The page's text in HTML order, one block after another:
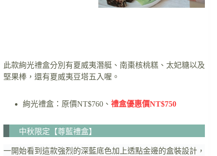
此款絢光禮盒分別有夏威夷潛艇、南棗核桃糕、太妃糖以及
堅果棒，還有夏威夷豆塔五入喔。
絢光禮盒：原價NT$760、 禮盒優惠價NT$750
中秋限定【尊藍禮盒】
一開始看到這款強烈的深藍底色加上透點金邊的盒裝設計，